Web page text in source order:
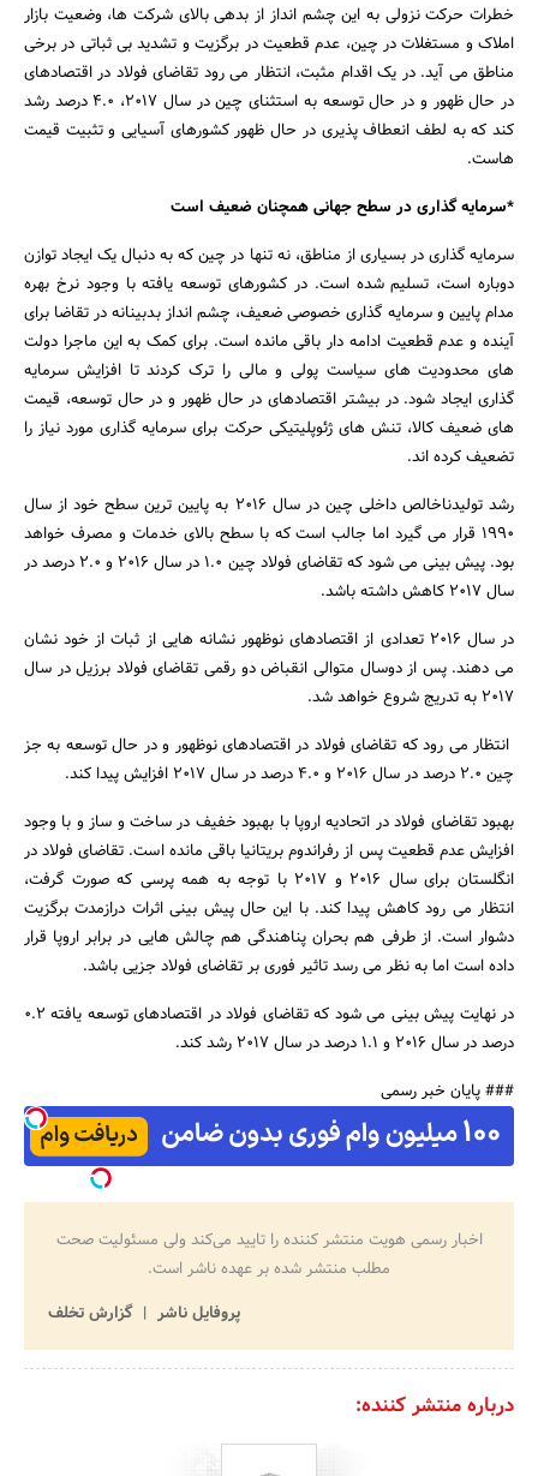
جستجو
خطرات حرکت نزولی به این چشم انداز از بدهی بالای شرکت ها، وضعیت بازار
املاک و مستغلات در چین، عدم قطعیت در برگزیت و تشدید بی ثباتی در برخی
مناطق می آید. در یک اقدام مثبت، انتظار می رود تقاضای فولاد در اقتصادهای
در حال ظهور و در حال توسعه به استثنای چین در سال 2017، 4.0 درصد رشد
کند که به لطف انعطاف پذیری در حال ظهور کشورهای آسیایی و تثبیت قیمت
هاست.
*سرمایه گذاری در سطح جهانی همچنان ضعیف است
سرمایه گذاری در بسیاری از مناطق، نه تنها در چین که به دنبال یک ایجاد توازن
دوباره است، تسلیم شده است. در کشورهای توسعه یافته با وجود نرخ بهره
مدام پایین و سرمایه گذاری خصوصی ضعیف، چشم انداز بدبینانه در تقاضا برای
آینده و عدم قطعیت ادامه دار باقی مانده است. برای کمک به این ماجرا دولت
های محدودیت های سیاست پولی و مالی را ترک کردند تا افزایش سرمایه
گذاری ایجاد شود. در بیشتر اقتصادهای در حال ظهور و در حال توسعه، قیمت
های ضعیف کالا، تنش های ژئوپلیتیکی حرکت برای سرمایه گذاری مورد نیاز را
تضعیف کرده اند.
رشد تولیدناخالص داخلی چین در سال 2016 به پایین ترین سطح خود از سال
1990 قرار می گیرد اما جالب است که با سطح بالای خدمات و مصرف خواهد
بود. پیش بینی می شود که تقاضای فولاد چین 1.0 در سال 2016 و 2.0 درصد در
سال 2017 کاهش داشته باشد.
در سال 2016 تعدادی از اقتصادهای نوظهور نشانه هایی از ثبات از خود نشان
می دهند. پس از دوسال متوالی انقباض دو رقمی تقاضای فولاد برزیل در سال
2017 به تدریج شروع خواهد شد.
انتظار می رود که تقاضای فولاد در اقتصادهای نوظهور و در حال توسعه به جز
چین 2.0 درصد در سال 2016 و 4.0 درصد در سال 2017 افزایش پیدا کند.
بهبود تقاضای فولاد در اتحادیه اروپا با بهبود خفیف در ساخت و ساز و با وجود
افزایش عدم قطعیت پس از رفراندوم بریتانیا باقی مانده است. تقاضای فولاد در
انگلستان برای سال 2016 و 2017 با توجه به همه پرسی که صورت گرفت،
انتظار می رود کاهش پیدا کند. با این حال پیش بینی اثرات درازمدت برگزیت
دشوار است. از طرفی هم بحران پناهندگی هم چالش هایی در برابر اروپا قرار
داده است اما به نظر می رسد تاثیر فوری بر تقاضای فولاد جزیی باشد.
در نهایت پیش بینی می شود که تقاضای فولاد در اقتصادهای توسعه یافته 0.2
درصد در سال 2016 و 1.1 درصد در سال 2017 رشد کند.
### پایان خبر رسمی
اخبار رسمی هویت منتشر کننده را تایید می‌کند ولی مسئولیت صحت
مطلب منتشر شده بر عهده ناشر است.
پروفایل ناشر
گزارش تخلف
درباره منتشر کننده: